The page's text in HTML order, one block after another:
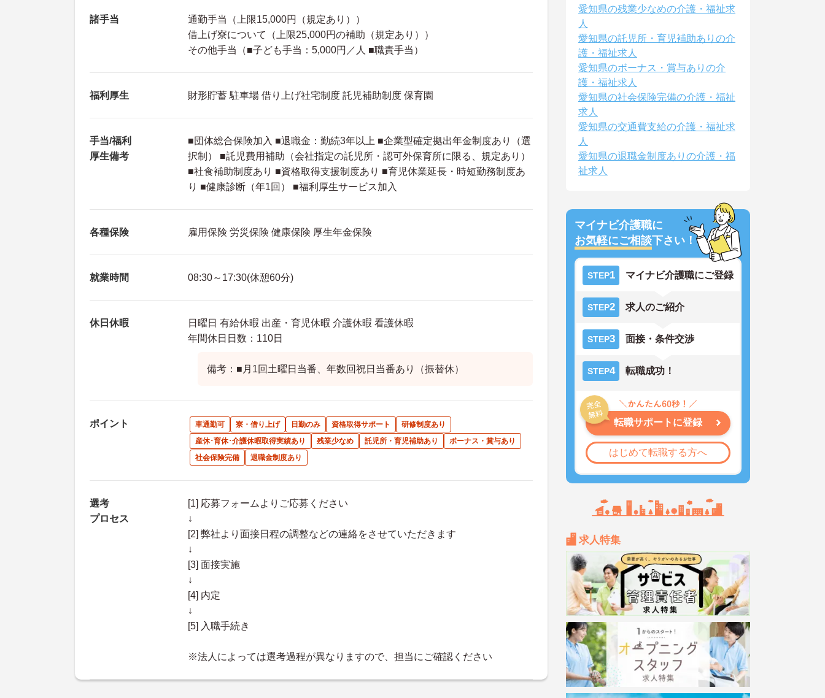
諸手当
通勤手当（上限15,000円（規定あり））
借上げ寮について（上限25,000円の補助（規定あり））
その他手当（■子ども手当：5,000円／人 ■職責手当）
福利厚生 財形貯蓄 駐車場 借り上げ社宅制度 託児補助制度 保育園
手当/福利
厚生備考
■団体総合保険加入 ■退職金：勤続3年以上 ■企業型確定拠出年金制度あり（選
択制） ■託児費用補助（会社指定の託児所・認可外保育所に限る、規定あり）
■社食補助制度あり ■資格取得支援制度あり ■育児休業延長・時短勤務制度あ
り ■健康診断（年1回） ■福利厚生サービス加入
各種保険 雇用保険 労災保険 健康保険 厚生年金保険
就業時間 08:30～17:30(休憩60分)
休日休暇
日曜日 有給休暇 出産・育児休暇 介護休暇 看護休暇
年間休日日数：110日
備考：■月1回土曜日当番、年数回祝日当番あり（振替休）
ポイント 車通勤可 寮・借り上げ 日勤のみ 資格取得サポート
研修制度あり
産休･育休･介護休暇取得実績あり
残業少なめ 託児所・育児補助あり
ボーナス・賞与あり
社会保険完備
退職金制度あり
選考
プロセス
[1] 応募フォームよりご応募ください
↓
[2] 弊社より面接日程の調整などの連絡をさせていただきます
↓
[3] 面接実施
↓
[4] 内定
↓
[5] 入職手続き
※法人によっては選考過程が異なりますので、担当にご確認ください
愛知県の残業少なめの介護・福祉求
人
愛知県の託児所・育児補助ありの介
護・福祉求人
愛知県のボーナス・賞与ありの介
護・福祉求人
愛知県の社会保険完備の介護・福祉
求人
愛知県の交通費支給の介護・福祉求
人
愛知県の退職金制度ありの介護・福
祉求人
マイナビ介護職に
お気軽にご相談下さい！
STEP1 マイナビ介護職にご登録
STEP2 求人のご紹介
STEP3 面接・条件交渉
STEP4 転職成功！
転職サポートに登録
はじめて転職する方へ
求人特集